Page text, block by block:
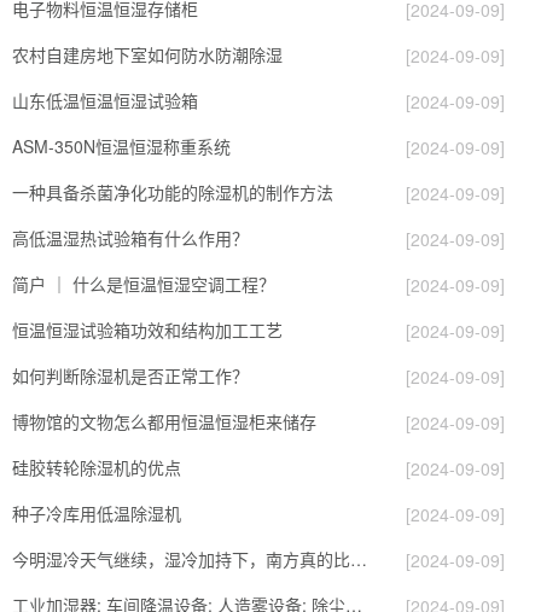
电子物料恒温恒湿存储柜
[2024-09-09]
农村自建房地下室如何防水防潮除湿
[2024-09-09]
山东低温恒温恒湿试验箱
[2024-09-09]
ASM-350N恒温恒湿称重系统
[2024-09-09]
一种具备杀菌净化功能的除湿机的制作方法
[2024-09-09]
高低温湿热试验箱有什么作用？
[2024-09-09]
简户 ｜ 什么是恒温恒湿空调工程？
[2024-09-09]
恒温恒湿试验箱功效和结构加工工艺
[2024-09-09]
如何判断除湿机是否正常工作？
[2024-09-09]
博物馆的文物怎么都用恒温恒湿柜来储存
[2024-09-09]
硅胶转轮除湿机的优点
[2024-09-09]
种子冷库用低温除湿机
[2024-09-09]
今明湿冷天气继续，湿冷加持下，南方真的比北方冷！
[2024-09-09]
工业加湿器; 车间降温设备; 人造雾设备; 除尘设备; 除湿机; 抓棉
[2024-09-09]